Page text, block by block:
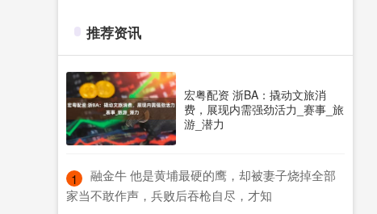
推荐资讯
宏粤配资 浙BA：撬动文旅消
费，展现内需强劲活力_赛事_旅
游_潜力
1
​融金牛 他是黄埔最硬的鹰，却被妻子烧掉全部
家当不敢作声，兵败后吞枪自尽，才知